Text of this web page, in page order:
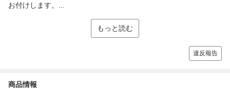
お付けします。...
もっと読む
違反報告
商品情報